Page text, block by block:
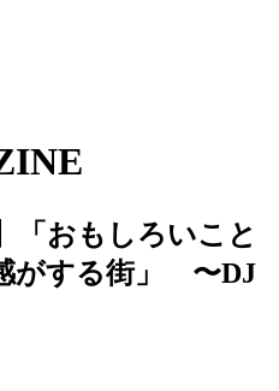
「おもしろいこと
がする街」 〜DJ